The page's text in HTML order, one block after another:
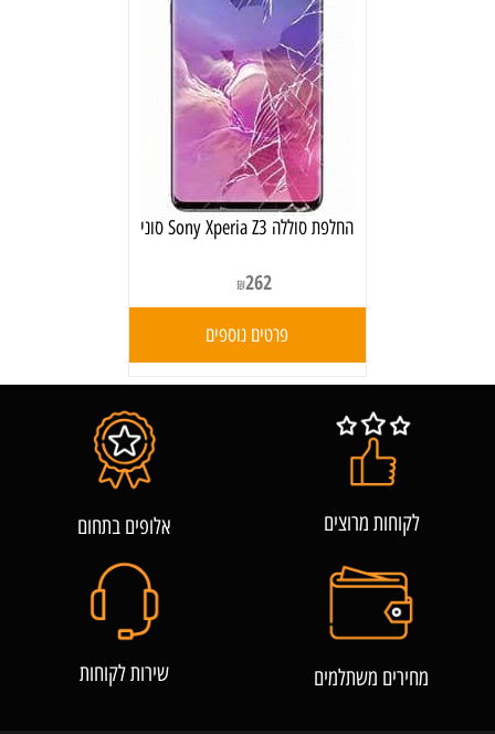
‏החלפת סוללה Sony Xperia Z3 סוני
₪262
פרטים נוספים
לקוחות מרוצים אלופים בתחום
מחירים משתלמים שירות לקוחות